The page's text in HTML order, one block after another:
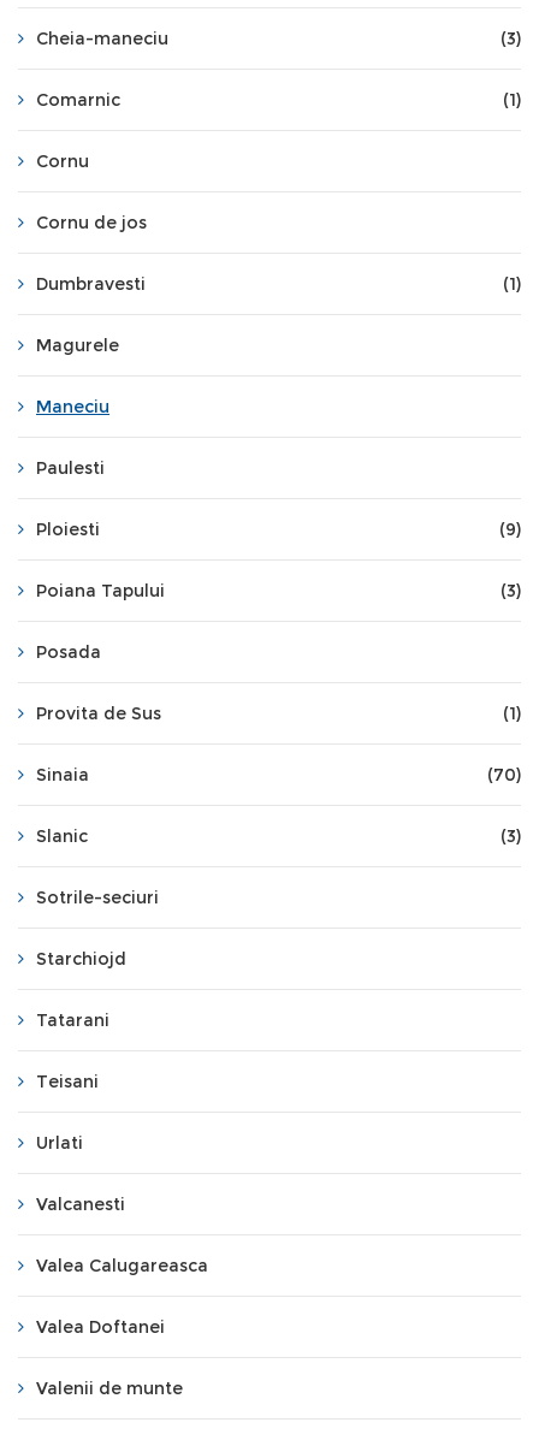
Cheia-maneciu (3)
Comarnic (1)
Cornu
Cornu de jos
Dumbravesti (1)
Magurele
Maneciu
Paulesti
Ploiesti (9)
Poiana Tapului (3)
Posada
Provita de Sus (1)
Sinaia (70)
Slanic (3)
Sotrile-seciuri
Starchiojd
Tatarani
Teisani
Urlati
Valcanesti
Valea Calugareasca
Valea Doftanei
Valenii de munte